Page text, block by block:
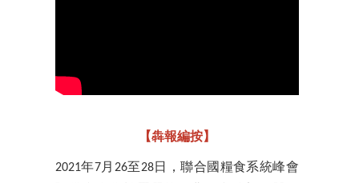
​【犇報編按】
2021年7月26至28日，聯合國糧食系統峰會